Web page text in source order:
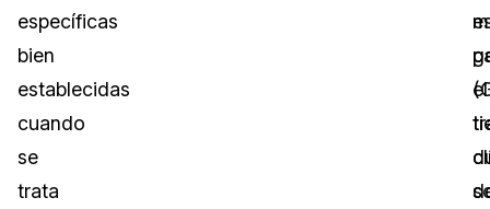
específicas
bien
establecidas
cuando
se
trata
el